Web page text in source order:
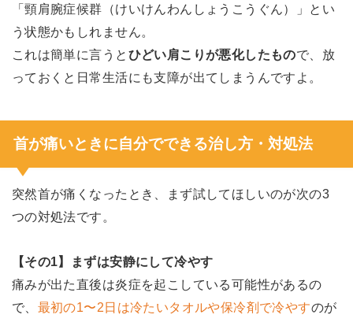
「頸肩腕症候群（けいけんわんしょうこうぐん）」とい
う状態かもしれません。
これは簡単に言うと ひどい肩こりが悪化したもので、放
っておくと日常生活にも支障が出てしまうんですよ。
首が痛いときに自分でできる治し方・対処法
突然首が痛くなったとき、まず試してほしいのが次の3
つの対処法です。
【その1】まずは安静にして冷やす
痛みが出た直後は炎症を起こしている可能性があるの
で、 最初の1〜2日は冷たいタオルや保冷剤で冷やすのが